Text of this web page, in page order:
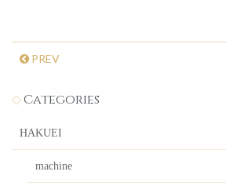
PREV
Categories
HAKUEI
machine